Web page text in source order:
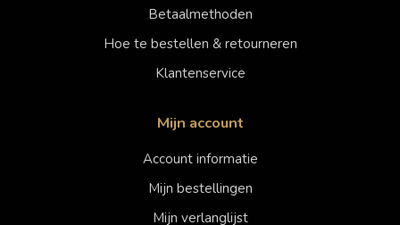
Betaalmethoden
Hoe te bestellen & retourneren
Klantenservice
Mijn account
Account informatie
Mijn bestellingen
Mijn verlanglijst